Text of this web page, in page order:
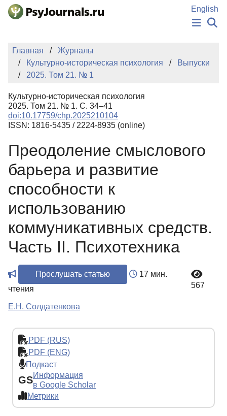
Перейти к основному содержанию
English
НОВОСТИ
КЛЮЧЕВЫЕ СЛОВА
Регистрация
Главная
Журналы
Культурно-историческая психология
Выпуски
2025. Том 21. № 1
Культурно-историческая психология
2025. Том 21. № 1. С. 34–41
doi:10.17759/chp.2025210104
ISSN: 1816-5435 / 2224-8935 (online)
Преодоление смыслового
барьера и развитие
способности к
использованию
коммуникативных средств.
Часть II. Психотехника
Прослушать статью
17 мин.
чтения
567
Е.Н. Солдатенкова
PDF (RUS)
PDF (ENG)
Подкаст
GSИнформация
в Google Scholar
Метрики